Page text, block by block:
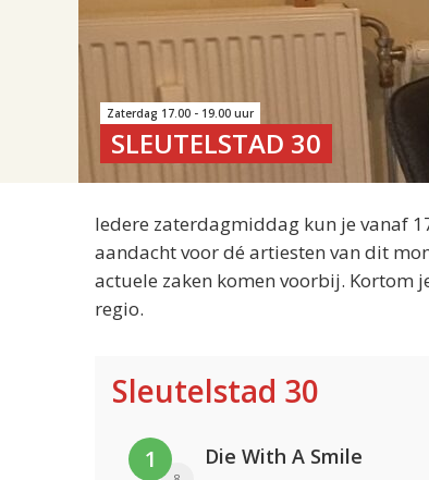
Zaterdag 17.00 - 19.00 uur
SLEUTELSTAD 30
Iedere zaterdagmiddag kun je vanaf
aandacht voor dé artiesten van dit
actuele zaken komen voorbij. Kortom
regio.
Sleutelstad 30
1 Die With A Smile